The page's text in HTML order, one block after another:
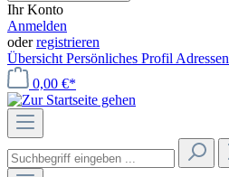
Ihr Konto
Anmelden
oderregistrieren
Übersicht Persönliches Profil Adressen
0,00 €*